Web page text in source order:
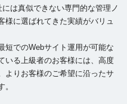
には真似できない専門的な管理ノ
様に選ばれてきた実績がバリュ
短でのWebサイト運用が可能な
る上級者のお客様には、 高度
よりお客様のご希望に沿ったサ